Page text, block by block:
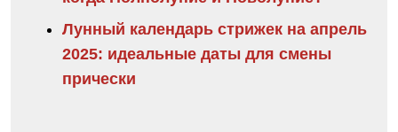
Лунный календарь стрижек на апрель
2025: идеальные даты для смены
прически